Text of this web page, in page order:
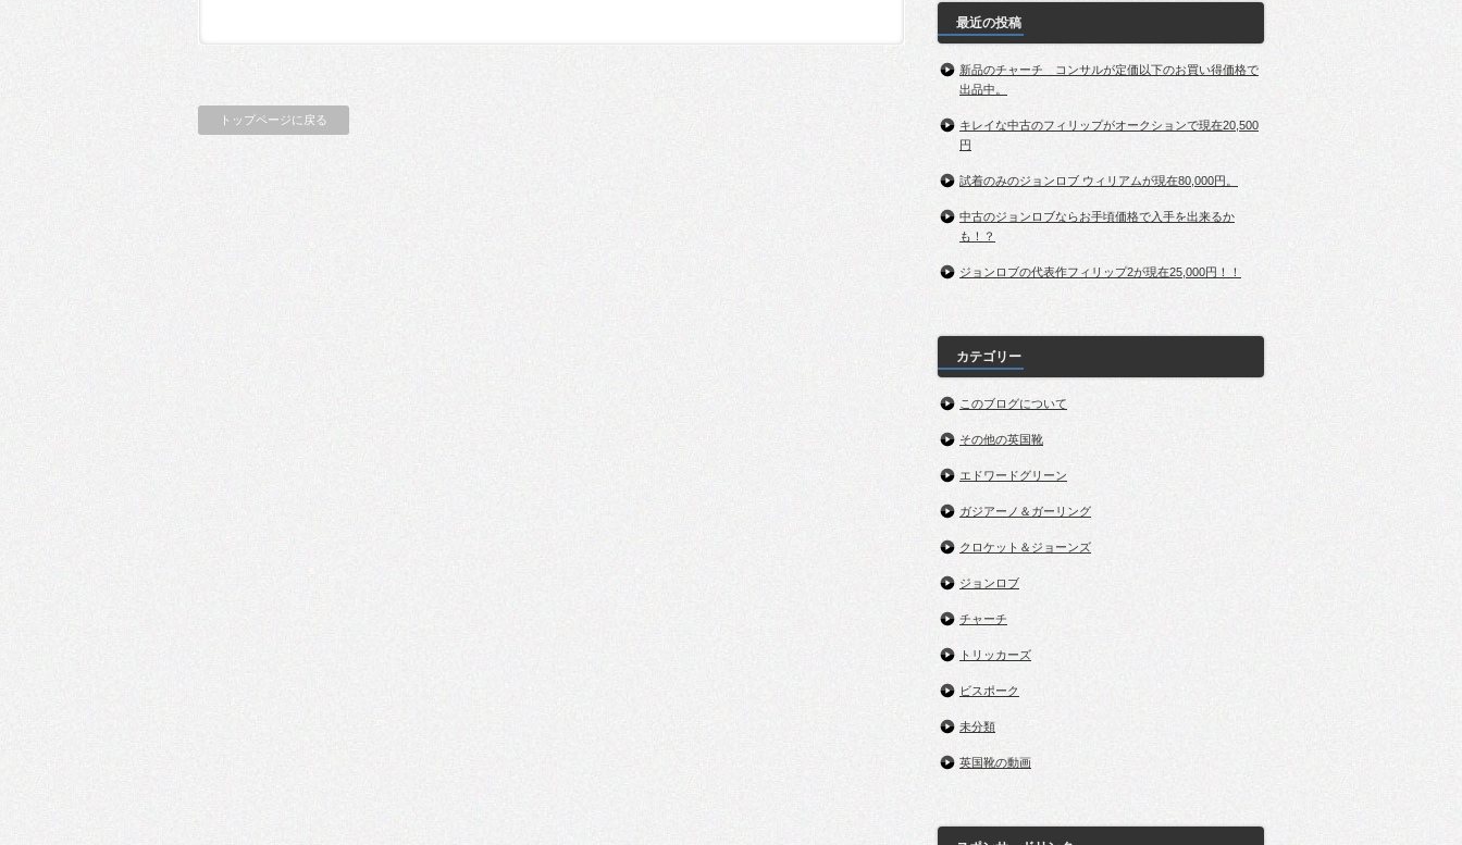
トップページに戻る
最近の投稿
新品のチャーチ コンサルが定価以下のお買い得価格で
出品中。
キレイな中古のフィリップがオークションで現在20,500
円
試着のみのジョンロブ ウィリアムが現在80,000円。
中古のジョンロブならお手頃価格で入手を出来るか
も！？
ジョンロブの代表作フィリップ2が現在25,000円！！
カテゴリー
このブログについて
その他の英国靴
エドワードグリーン
ガジアーノ＆ガーリング
クロケット＆ジョーンズ
ジョンロブ
チャーチ
トリッカーズ
ビスポーク
未分類
英国靴の動画